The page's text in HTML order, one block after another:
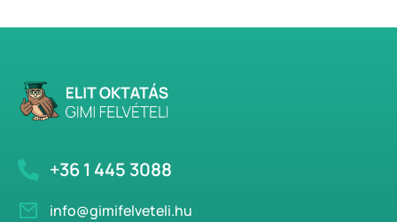
+36 1 445 3088
info@gimifelveteli.hu